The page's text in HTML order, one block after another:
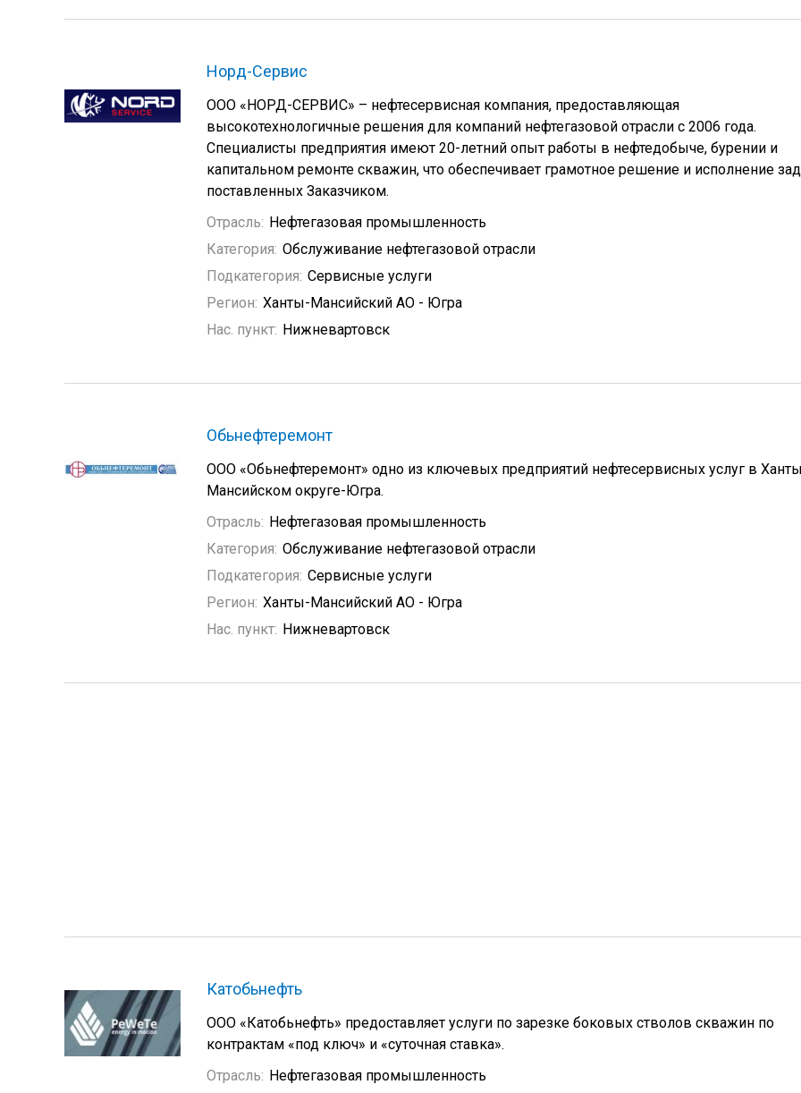
Норд-Сервис
ООО «НОРД-СЕРВИС» – нефтесервисная компания, предоставляющая
высокотехнологичные решения для компаний нефтегазовой отрасли с 2006 года.
Специалисты предприятия имеют 20-летний опыт работы в нефтедобыче, бурении и
капитальном ремонте скважин, что обеспечивает грамотное решение и исполнение
поставленных Заказчиком.
Отрасль: Нефтегазовая промышленность
Категория: Обслуживание нефтегазовой отрасли
Подкатегория: Сервисные услуги
Регион: Ханты-Мансийский АО - Югра
Нас. пункт: Нижневартовск
Обьнефтеремонт
ООО «Обьнефтеремонт» одно из ключевых предприятий нефтесервисных услуг в
Мансийском округе-Югра.
Отрасль: Нефтегазовая промышленность
Категория: Обслуживание нефтегазовой отрасли
Подкатегория: Сервисные услуги
Регион: Ханты-Мансийский АО - Югра
Нас. пункт: Нижневартовск
Катобьнефть
ООО «Катобьнефть» предоставляет услуги по зарезке боковых стволов скважин по
контрактам «под ключ» и «суточная ставка».
Отрасль: Нефтегазовая промышленность